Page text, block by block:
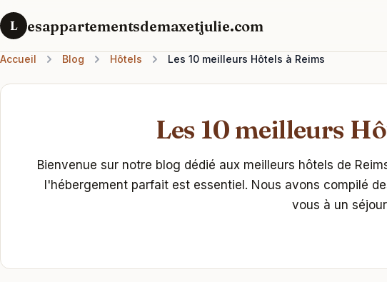
L esappartementsdemaxetjulie.com
Accueil Blog Hôtels Les 10 meilleurs Hôtels à Reims
Les 10 meilleurs
Bienvenue sur notre blog dédié aux meilleurs hôtels de
l'hébergement parfait est essentiel. Nous avons compilé
vous à un